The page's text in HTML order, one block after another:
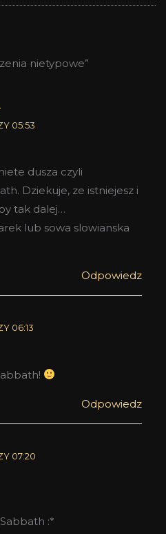
nietypowe”
05:53
dusza czyli
Dziekuje, ze istniejesz i
tak dalej…
lub sowa slowianska
Odpowiedz
06:13
Odpowiedz
07:20
:*